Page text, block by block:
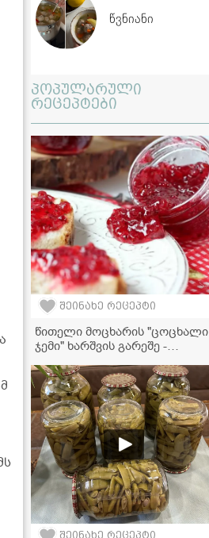
წვნიანი
პოპულარული
რეცეპტები
შეინახე რეცეპტი
წითელი მოცხარის "ცოცხალი
ჯემი" ხარშვის გარეშე -
შეინახე რეცეპტი